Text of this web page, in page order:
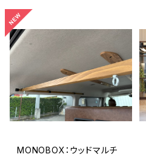
MONOBOX：ウッドマルチ